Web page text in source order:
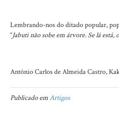
Lembrando-nos do ditado popular,
“Jabuti não sobe em árvore. Se lá
Antônio Carlos de Almeida Castro,
Publicado emArtigos